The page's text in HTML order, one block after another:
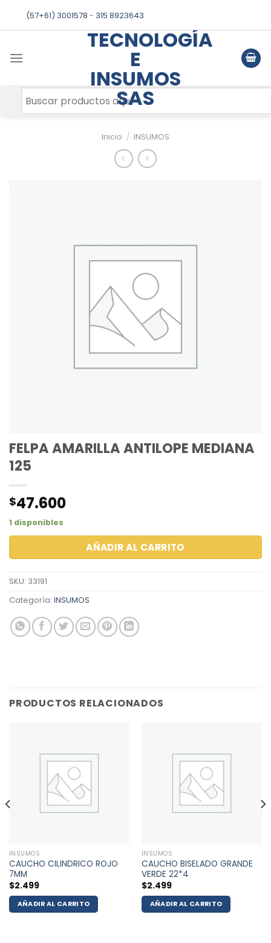
(57+61) 3001578 - 315 8923643
TECNOLOGÍA
E
INSUMOS
SAS
Inicio / INSUMOS
FELPA AMARILLA ANTILOPE MEDIANA
125
$47.600
1 disponibles
AÑADIR AL CARRITO
SKU: 33191
Categoría: INSUMOS
PRODUCTOS RELACIONADOS
INSUMOS
CAUCHO CILINDRICO ROJO
7MM
$2.499
AÑADIR AL CARRITO
INSUMOS
CAUCHO BISELADO GRANDE
VERDE 22*4
$2.499
AÑADIR AL CARRITO